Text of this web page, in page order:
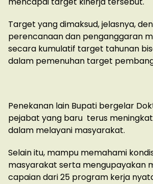
Target yang dimaksud, jelasnya,
perencanaan dan penganggaran
secara kumulatif target tahunan
dalam pemenuhan target
Penekanan lain Bupati bergelar
pejabat yang baru terus
dalam melayani masyarakat.
Selain itu, mampu memahami
masyarakat serta mengupayakan
capaian dari 25 program kerja